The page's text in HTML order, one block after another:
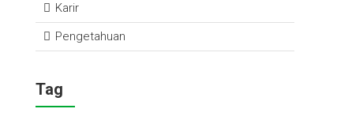
Karir
Pengetahuan
Tag